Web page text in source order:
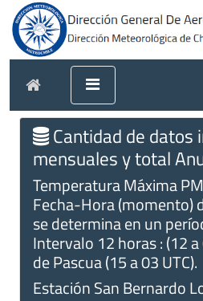
Cantidad de datos
mensuales y total
Temperatura Máxima
Fecha-Hora (momento)
se determina en un
Intervalo 12 horas : (12 a
de Pascua (15 a 03 UTC).
Estación San Bernardo